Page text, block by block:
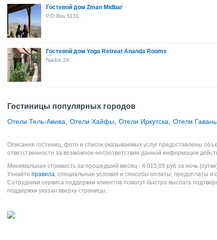
Гостевой дом Zman Midbar
P.O.Box 5131
Гостевой дом Yoga Retreat Ananda Rooms
Narkis 24
Гостиницы популярных городов
Отели Тель-Авива Отели Хайфы Отели Иркутска Отели
Описания гостиниц, фото и список оказываемых услуг предоставлены
ответственности за возможное несоответствие данной информации
Минимальная стоимость за прошедший месяц - 4 015,05 руб за ночь
Узнайте правила, специальные условия и способы оплаты, предоплаты и
Сотрудники сервиса поддержки клиентов помогут быстро выслать
поддержки указан вверху страницы.